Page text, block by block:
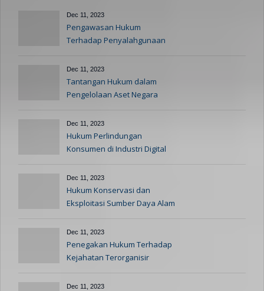
Dec 11, 2023
Pengawasan Hukum
Terhadap Penyalahgunaan
Dec 11, 2023
Tantangan Hukum dalam
Pengelolaan Aset Negara
Dec 11, 2023
Hukum Perlindungan
Konsumen di Industri Digital
Dec 11, 2023
Hukum Konservasi dan
Eksploitasi Sumber Daya Alam
Dec 11, 2023
Penegakan Hukum Terhadap
Kejahatan Terorganisir
Dec 11, 2023